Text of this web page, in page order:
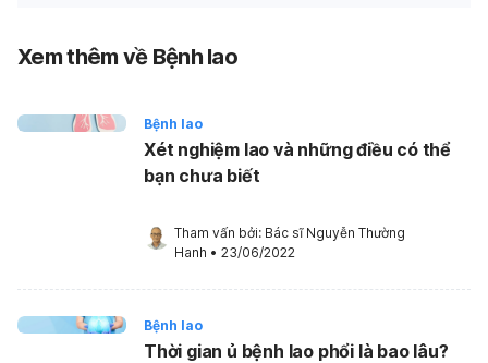
Xem thêm về Bệnh lao
Bệnh lao
Xét nghiệm lao và những điều có thể
bạn chưa biết
Tham vấn bởi: Bác sĩ Nguyễn Thường
Hanh • 23/06/2022
Bệnh lao
Thời gian ủ bệnh lao phổi là bao lâu?